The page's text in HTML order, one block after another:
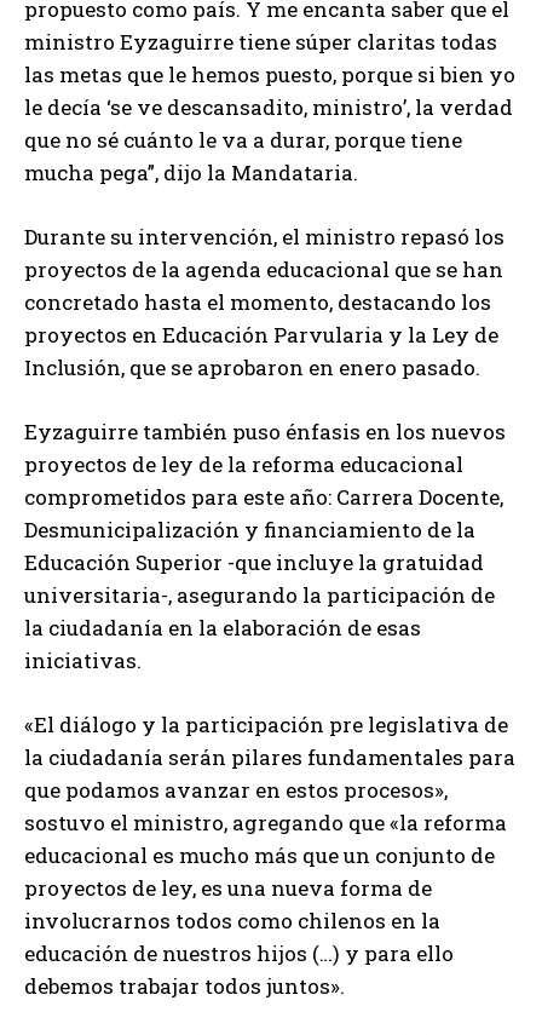
propuesto como país. Y me encanta saber que el
ministro Eyzaguirre tiene súper claritas todas
las metas que le hemos puesto, porque si bien yo
le decía ‘se ve descansadito, ministro’, la verdad
que no sé cuánto le va a durar, porque tiene
mucha pega”, dijo la Mandataria.
Durante su intervención, el ministro repasó los
proyectos de la agenda educacional que se han
concretado hasta el momento, destacando los
proyectos en Educación Parvularia y la Ley de
Inclusión, que se aprobaron en enero pasado.
Eyzaguirre también puso énfasis en los nuevos
proyectos de ley de la reforma educacional
comprometidos para este año: Carrera Docente,
Desmunicipalización y financiamiento de la
Educación Superior -que incluye la gratuidad
universitaria-, asegurando la participación de
la ciudadanía en la elaboración de esas
iniciativas.
«El diálogo y la participación pre legislativa de
la ciudadanía serán pilares fundamentales para
que podamos avanzar en estos procesos»,
sostuvo el ministro, agregando que «la reforma
educacional es mucho más que un conjunto de
proyectos de ley, es una nueva forma de
involucrarnos todos como chilenos en la
educación de nuestros hijos (…) y para ello
debemos trabajar todos juntos».